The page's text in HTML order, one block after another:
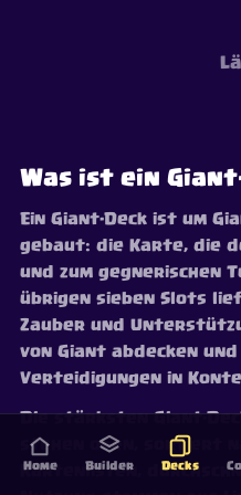
Was ist ein
Ein Giant-Deck ist um
gebaut: die Karte, die
und zum gegnerischen
übrigen sieben Slots
Zauber und
von Giant abdecken
Verteidigungen in
Die stärksten Giant-
stehen oben, sortiert
Kartenlisten,
Home Builder Decks